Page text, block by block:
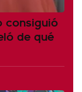
consiguió
de qué